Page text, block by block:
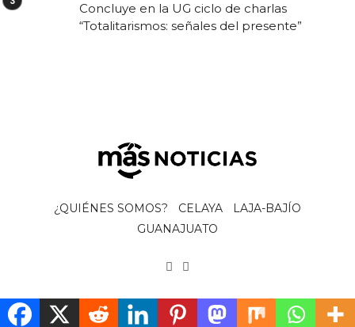
Concluye en la UG ciclo de charlas
“Totalitarismos: señales del presente”
¿QUIÉNES SOMOS? CELAYA
LAJA-BAJÍO
GUANAJUATO